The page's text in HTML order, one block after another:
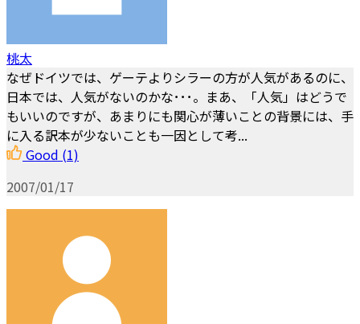
桃太
なぜドイツでは、ゲーテよりシラーの方が人気があるのに、
日本では、人気がないのかな･･･。まあ、「人気」はどうで
もいいのですが、あまりにも関心が薄いことの背景には、手
に入る訳本が少ないことも一因として考...
Good (1)
2007/01/17